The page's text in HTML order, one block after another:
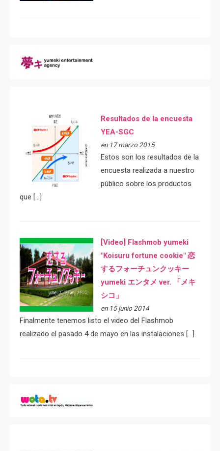
Resultados de la encuesta
YEA-SGC
en 17 marzo 2015
Estos son los resultados de la
encuesta realizada a nuestro
público sobre los productos
que […]
[Video] Flashmob yumeki
"Koisuru fortune cookie" 恋
するフォーチュンクッキー
yumeki エンタメ ver. 「メキ
シコ」
en 15 junio 2014
Finalmente tenemos listo el video del Flashmob
realizado el pasado 4 de mayo en las instalaciones […]